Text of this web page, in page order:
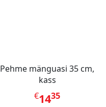
Pehme mänguasi 35 cm,
kass
€1435